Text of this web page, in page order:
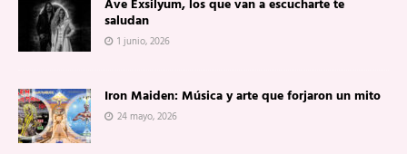
Ave Exsilyum, los que van a escucharte te
saludan
1 junio, 2026
Iron Maiden: Música y arte que forjaron un mito
24 mayo, 2026